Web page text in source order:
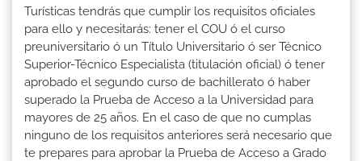
Turísticas tendrás que cumplir los requisitos oficiales
para ello y necesitarás: tener el COU ó el curso
preuniversitario ó un Título Universitario ó ser Técnico
Superior-Técnico Especialista (titulación oficial) ó tener
aprobado el segundo curso de bachillerato ó haber
superado la Prueba de Acceso a la Universidad para
mayores de 25 años. En el caso de que no cumplas
ninguno de los requisitos anteriores será necesario que
te prepares para aprobar la Prueba de Acceso a Grado